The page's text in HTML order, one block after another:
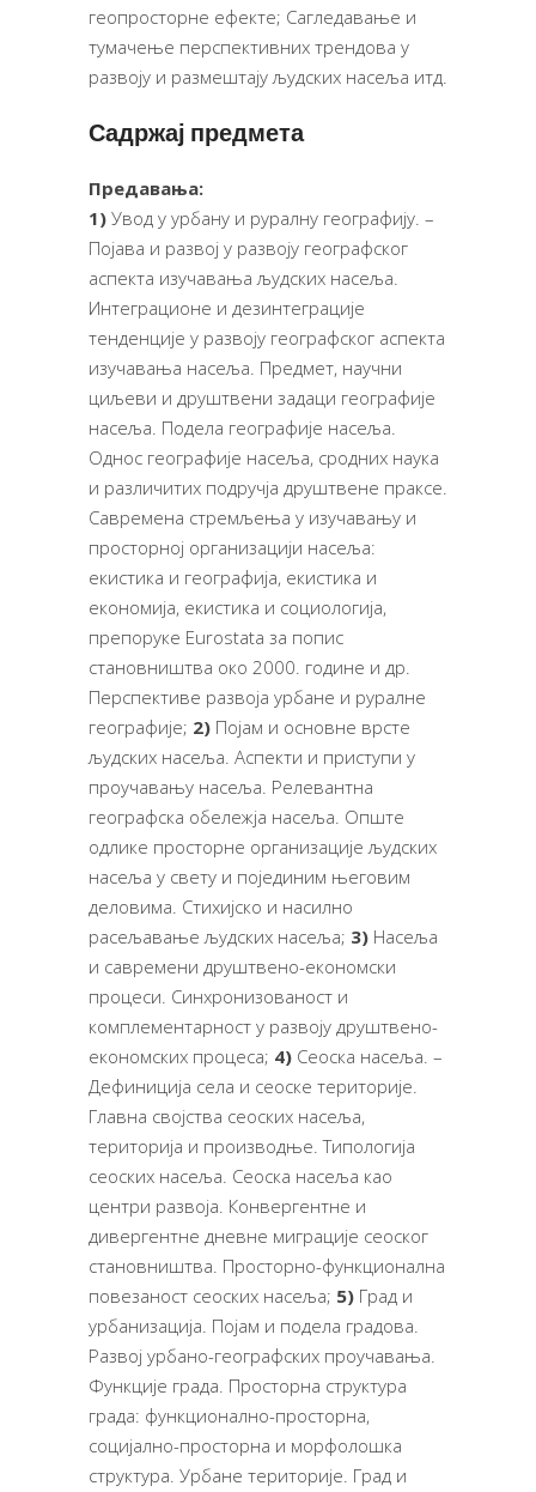
геопросторне ефекте; Сагледавање и
тумачење перспективних трендова у
развоју и размештају људских насеља итд.
Садржај предмета
Предавања:
1) Увод у урбану и руралну географију. –
Појава и развој у развоју географског
аспекта изучавања људских насеља.
Интеграционе и дезинтеграције
тенденције у развоју географског аспекта
изучавања насеља. Предмет, научни
циљеви и друштвени задаци географије
насеља. Подела географије насеља.
Однос географије насеља, сродних наука
и различитих подручја друштвене праксе.
Савремена стремљења у изучавању и
просторној организацији насеља:
екистика и географија, екистика и
економија, екистика и социологија,
препоруке Eurostata за попис
становништва око 2000. године и др.
Перспективе развоја урбане и руралне
географије; 2) Појам и основне врсте
људских насеља. Аспекти и приступи у
проучавању насеља. Релевантна
географска обележја насеља. Опште
одлике просторне организације људских
насеља у свету и појединим његовим
деловима. Стихијско и насилно
расељавање људских насеља; 3) Насеља
и савремени друштвено-економски
процеси. Синхронизованост и
комплементарност у развоју друштвено-
економских процеса; 4) Сеоска насеља. –
Дефиниција села и сеоске територије.
Главна својства сеоских насеља,
територија и производње. Типологија
сеоских насеља. Сеоска насеља као
центри развоја. Конвергентне и
дивергентне дневне миграције сеоског
становништва. Просторно-функционална
повезаност сеоских насеља; 5) Град и
урбанизација. Појам и подела градова.
Развој урбано-географских проучавања.
Функције града. Просторна структура
града: функционално-просторна,
социјално-просторна и морфолошка
структура. Урбане територије. Град и